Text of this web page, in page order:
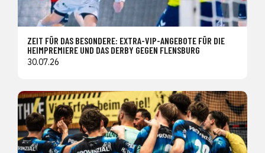
ZEIT FÜR DAS BESONDERE: EXTRA-VIP-ANGEBOTE FÜR DIE
HEIMPREMIERE UND DAS DERBY GEGEN FLENSBURG
30.07.26